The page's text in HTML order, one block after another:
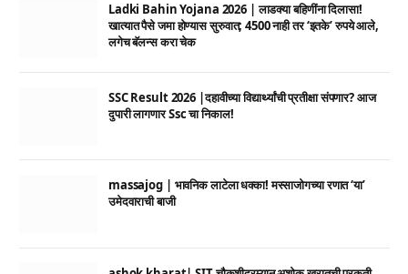
Ladki Bahin Yojana 2026 | लाडक्या बहिणींना दिलासा!
खात्यात पैसे जमा होण्यास सुरुवात; 4500 नाही तर ‘इतके’ रुपये आले,
लगेच बॅलन्स करा चेक
SSC Result 2026 |दहावीच्या विद्यार्थ्यांची प्रतीक्षा संपणार? आज
दुपारी लागणार Ssc चा निकाल!
massajog | भावनिक लाटेला धक्का! मस्साजोगच्या रणात ‘या’
उमेदवाराची बाजी